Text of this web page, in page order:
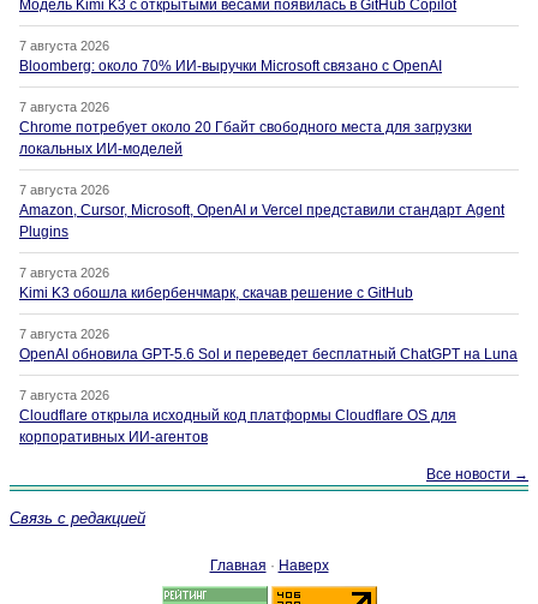
Модель Kimi K3 с открытыми весами появилась в GitHub Copilot
7 августа 2026
Bloomberg: около 70% ИИ-выручки Microsoft связано с OpenAI
7 августа 2026
Chrome потребует около 20 Гбайт свободного места для загрузки
локальных ИИ-моделей
7 августа 2026
Amazon, Cursor, Microsoft, OpenAI и Vercel представили стандарт Agent
Plugins
7 августа 2026
Kimi K3 обошла кибербенчмарк, скачав решение с GitHub
7 августа 2026
OpenAI обновила GPT-5.6 Sol и переведет бесплатный ChatGPT на Luna
7 августа 2026
Cloudflare открыла исходный код платформы Cloudflare OS для
корпоративных ИИ-агентов
Все новости →
Связь с редакцией
Главная · Наверх